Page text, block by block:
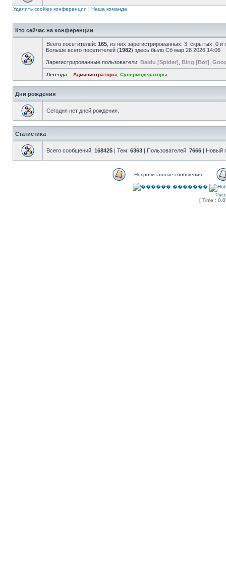
Удалить cookies конференции | Наша команда
Кто сейчас на конференции
Всего посетителей: 165 , из них зарегистрированных: 3, скрытых: 0
Больше всего посетителей (1982) здесь было Сб мар 28 2026 14:06
Зарегистрированные пользователи: Baidu [Spider] Bing [Bot]
Легенда :: Администраторы Супермодераторы
Дни рождения
Сегодня нет дней рождения.
Статистика
Всего сообщений: 168425 | Тем: 6363 | Пользователей: 7666 | Новый
Непрочитанные сообщения
[ Time :